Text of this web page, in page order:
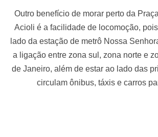
Outro benefício de morar perto da
Acioli é a facilidade de locomoção,
lado da estação de metrô Nossa
a ligação entre zona sul, zona norte e
de Janeiro, além de estar ao lado das
circulam ônibus, táxis e carros